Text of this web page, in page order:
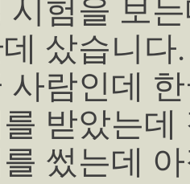
시험을 보
샀습니다.
사람인데
받았는데
썼는데